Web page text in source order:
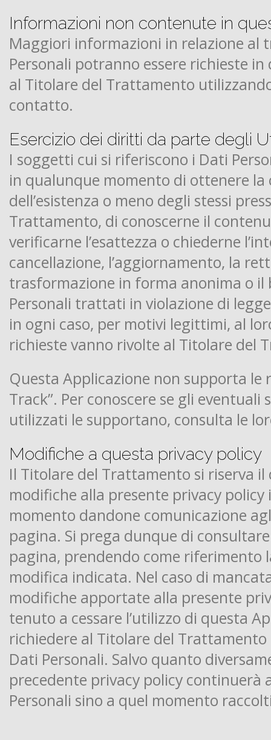
Informazioni non contenute in
Maggiori informazioni in relazione al
Personali potranno essere richieste
al Titolare del Trattamento
contatto.
Esercizio dei diritti da parte degli
I soggetti cui si riferiscono i Dati
in qualunque momento di ottenere la
dell’esistenza o meno degli stessi
Trattamento, di conoscerne il
verificarne l’esattezza o chiederne
cancellazione, l’aggiornamento, la
trasformazione in forma anonima o il
Personali trattati in violazione di
in ogni caso, per motivi legittimi, al
richieste vanno rivolte al Titolare del
Questa Applicazione non supporta le
Track”. Per conoscere se gli
utilizzati le supportano, consulta le
Modifiche a questa privacy policy
Il Titolare del Trattamento si riserva
modifiche alla presente privacy
momento dandone comunicazione
pagina. Si prega dunque di
pagina, prendendo come riferimento
modifica indicata. Nel caso di
modifiche apportate alla presente
tenuto a cessare l’utilizzo di questa
richiedere al Titolare del
Dati Personali. Salvo quanto
precedente privacy policy continuerà
Personali sino a quel momento